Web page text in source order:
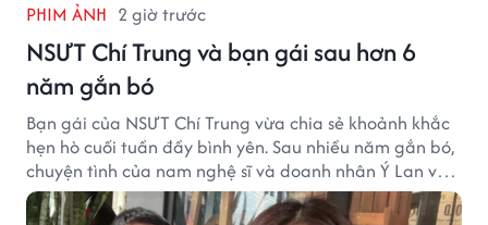
PHIM ẢNH 2 giờ trước
NSƯT Chí Trung và bạn gái sau hơn 6
năm gắn bó
Bạn gái của NSƯT Chí Trung vừa chia sẻ khoảnh khắc
hẹn hò cuối tuần đầy bình yên. Sau nhiều năm gắn bó,
chuyện tình của nam nghệ sĩ và doanh nhân Ý Lan vẫn
nhận được sự quan tâm từ công chúng.